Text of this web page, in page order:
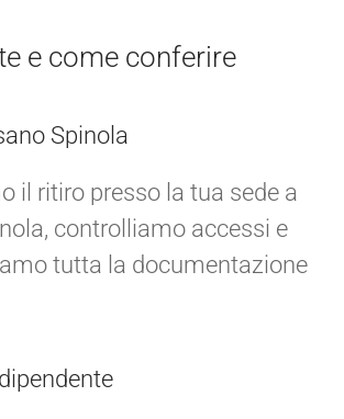
e come conferire
Spinola
il ritiro presso la tua sede a
controlliamo accessi e
tutta la documentazione